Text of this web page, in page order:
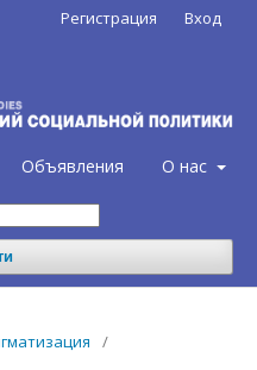
Объявления О нас
Регистрация Вход
/